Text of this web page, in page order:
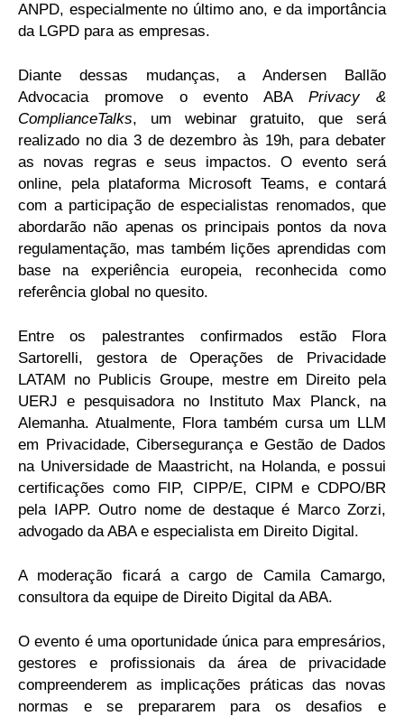
ANPD, especialmente no último ano, e da importância
da LGPD para as empresas.
Diante dessas mudanças, a Andersen Ballão
Advocacia promove o evento ABAPrivacy &
ComplianceTalks, um webinar gratuito, que será
realizado no dia 3 de dezembro às 19h, para debater
as novas regras e seus impactos. O evento será
online, pela plataforma Microsoft Teams, e contará
com a participação de especialistas renomados, que
abordarão não apenas os principais pontos da nova
regulamentação, mas também lições aprendidas com
base na experiência europeia, reconhecida como
referência global no quesito.
Entre os palestrantes confirmados estão Flora
Sartorelli, gestora de Operações de Privacidade
LATAM no Publicis Groupe, mestre em Direito pela
UERJ e pesquisadora no Instituto Max Planck, na
Alemanha. Atualmente, Flora também cursa um LLM
em Privacidade, Cibersegurança e Gestão de Dados
na Universidade de Maastricht, na Holanda, e possui
certificações como FIP, CIPP/E, CIPM e CDPO/BR
pela IAPP. Outro nome de destaque é Marco Zorzi,
advogado da ABA e especialista em Direito Digital.
A moderação ficará a cargo de Camila Camargo,
consultora da equipe de Direito Digital da ABA.
O evento é uma oportunidade única para empresários,
gestores e profissionais da área de privacidade
compreenderem as implicações práticas das novas
normas e se prepararem para os desafios e